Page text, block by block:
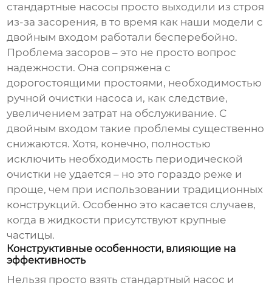
стандартные насосы просто выходили из строя
из-за засорения, в то время как наши модели с
двойным входом работали бесперебойно.
Проблема засоров – это не просто вопрос
надежности. Она сопряжена с
дорогостоящими простоями, необходимостью
ручной очистки насоса и, как следствие,
увеличением затрат на обслуживание. С
двойным входом такие проблемы существенно
снижаются. Хотя, конечно, полностью
исключить необходимость периодической
очистки не удается – но это гораздо реже и
проще, чем при использовании традиционных
конструкций. Особенно это касается случаев,
когда в жидкости присутствуют крупные
частицы.
Конструктивные особенности, влияющие на
эффективность
Нельзя просто взять стандартный насос и